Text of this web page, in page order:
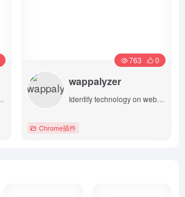
wappalyzer
Identify technology on websites
763 0
Chrome插件